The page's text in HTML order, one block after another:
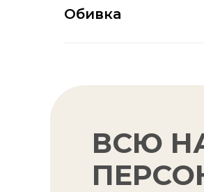
Обивка
ВСЮ